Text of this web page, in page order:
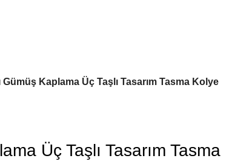
Gümüş Kaplama Üç Taşlı Tasarım Tasma Kolye
Üç Taşlı Tasarım Tasma